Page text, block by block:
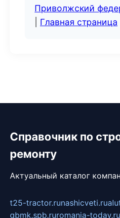
Приволжский
Главная страница
Справочник по
ремонту
Актуальный каталог
t25-tractor.runashicveti.ru
gbmk.spb.ruromania-today.ru